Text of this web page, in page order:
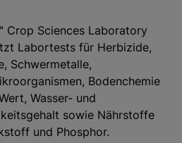
Crop Sciences Laboratory
Labortests für Herbizide,
Schwermetalle,
Bodenchemie
Wasser- und
sowie Nährstoffe
und Phosphor.